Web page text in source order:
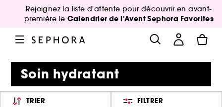
Rejoignez la liste d'attente pour découvrir en avant-
première le Calendrier de l'Avent Sephora Favorites
Soin hydratant
TRIER FILTRER